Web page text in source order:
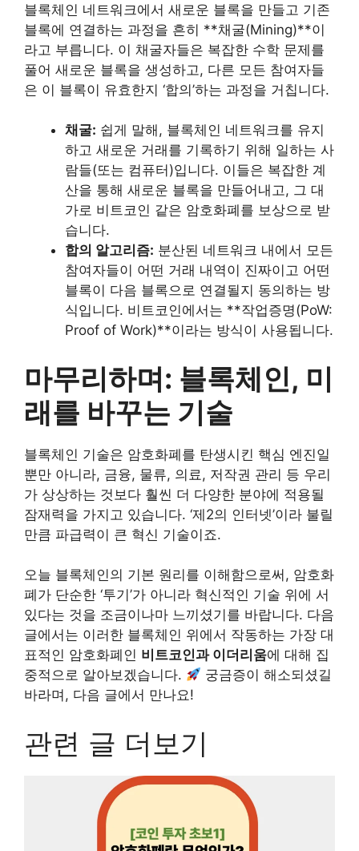
블록체인 네트워크에서 새로운 블록을 만들고 기존
블록에 연결하는 과정을 흔히 **채굴(Mining)**이
라고 부릅니다. 이 채굴자들은 복잡한 수학 문제를
풀어 새로운 블록을 생성하고, 다른 모든 참여자들
은 이 블록이 유효한지 ‘합의’하는 과정을 거칩니다.
채굴: 쉽게 말해, 블록체인 네트워크를 유지
하고 새로운 거래를 기록하기 위해 일하는 사
람들(또는 컴퓨터)입니다. 이들은 복잡한 계
산을 통해 새로운 블록을 만들어내고, 그 대
가로 비트코인 같은 암호화폐를 보상으로 받
습니다.
합의 알고리즘: 분산된 네트워크 내에서 모든
참여자들이 어떤 거래 내역이 진짜이고 어떤
블록이 다음 블록으로 연결될지 동의하는 방
식입니다. 비트코인에서는 **작업증명(PoW:
Proof of Work)**이라는 방식이 사용됩니다.
마무리하며: 블록체인, 미
래를 바꾸는 기술
블록체인 기술은 암호화폐를 탄생시킨 핵심 엔진일
뿐만 아니라, 금융, 물류, 의료, 저작권 관리 등 우리
가 상상하는 것보다 훨씬 더 다양한 분야에 적용될
잠재력을 가지고 있습니다. ‘제2의 인터넷’이라 불릴
만큼 파급력이 큰 혁신 기술이죠.
오늘 블록체인의 기본 원리를 이해함으로써, 암호화
폐가 단순한 ‘투기’가 아니라 혁신적인 기술 위에 서
있다는 것을 조금이나마 느끼셨기를 바랍니다. 다음
글에서는 이러한 블록체인 위에서 작동하는 가장 대
표적인 암호화폐인 비트코인과 이더리움에 대해 집
중적으로 알아보겠습니다.
궁금증이 해소되셨길
바라며, 다음 글에서 만나요!
관련 글 더보기